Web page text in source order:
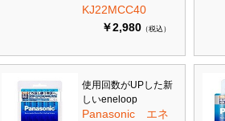
KJ22MCC40
￥2,980 （税込）
使用回数がUPした新
しいeneloop
Panasonic エネ